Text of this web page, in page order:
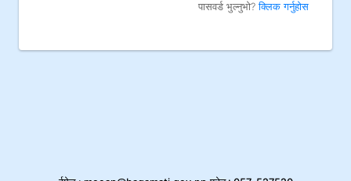
पासवर्ड भुल्नुभो?क्लिक गर्नुहोस